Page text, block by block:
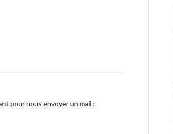
pour nous envoyer un mail :